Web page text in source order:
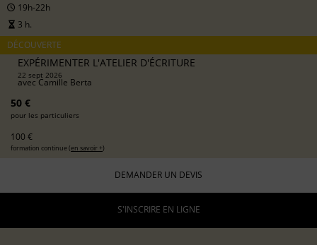
19h-22h
3 h.
DÉCOUVERTE
EXPÉRIMENTER L'ATELIER D'ÉCRITURE
22 sept 2026
avecCamille Berta
50 €
pour les particuliers
100 €
formation continue (en savoir +)
DEMANDER UN DEVIS
S'INSCRIRE EN LIGNE